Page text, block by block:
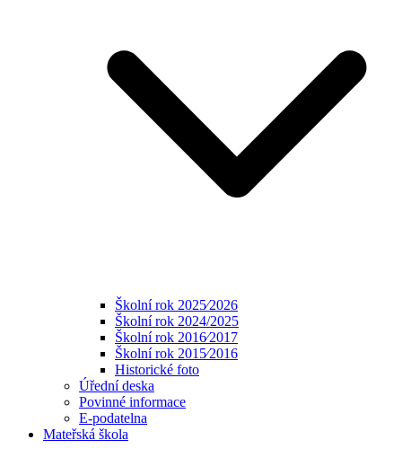
Školní rok 2025⁄2026
Školní rok 2024/2025
Školní rok 2016⁄2017
Školní rok 2015⁄2016
Historické foto
Úřední deska
Povinné informace
E-podatelna
Mateřská škola